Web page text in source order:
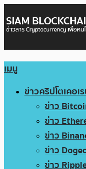
เมนู
ข่าวคริปโตเคอเ
ข่าว
ข่าว
ข่าว
ข่าว
ข่าว